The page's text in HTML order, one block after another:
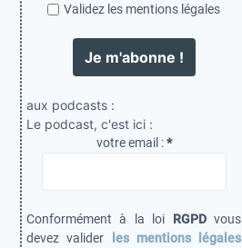
Validez les mentions légales
aux podcasts :
Le podcast, c'est ici :
votre email :*
Conformément à la loi RGPDvous
devez valider les mentions légales